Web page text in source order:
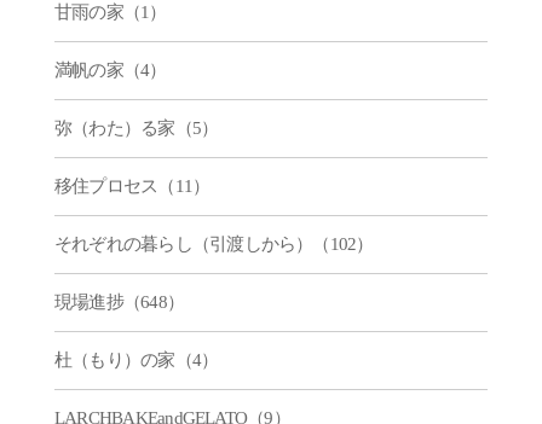
甘雨の家（1）
満帆の家（4）
弥（わた）る家（5）
移住プロセス（11）
それぞれの暮らし（引渡しから）（102）
現場進捗（648）
杜（もり）の家（4）
LARCHBAKEandGELATO（9）